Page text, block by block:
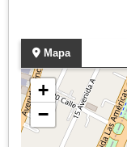
Mapa
+
−